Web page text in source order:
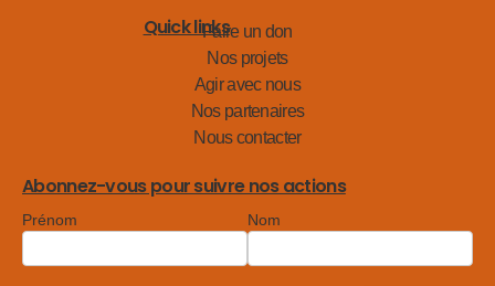
Quick linksFaire un don
Nos projets
Agir avec nous
Nos partenaires
Nous contacter
Abonnez-vous pour suivre nos actions
Prénom Nom